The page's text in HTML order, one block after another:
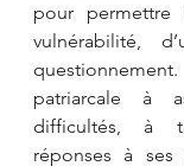
pour permettre
vulnérabilité,
patriarcale à
difficultés, à
réponses à